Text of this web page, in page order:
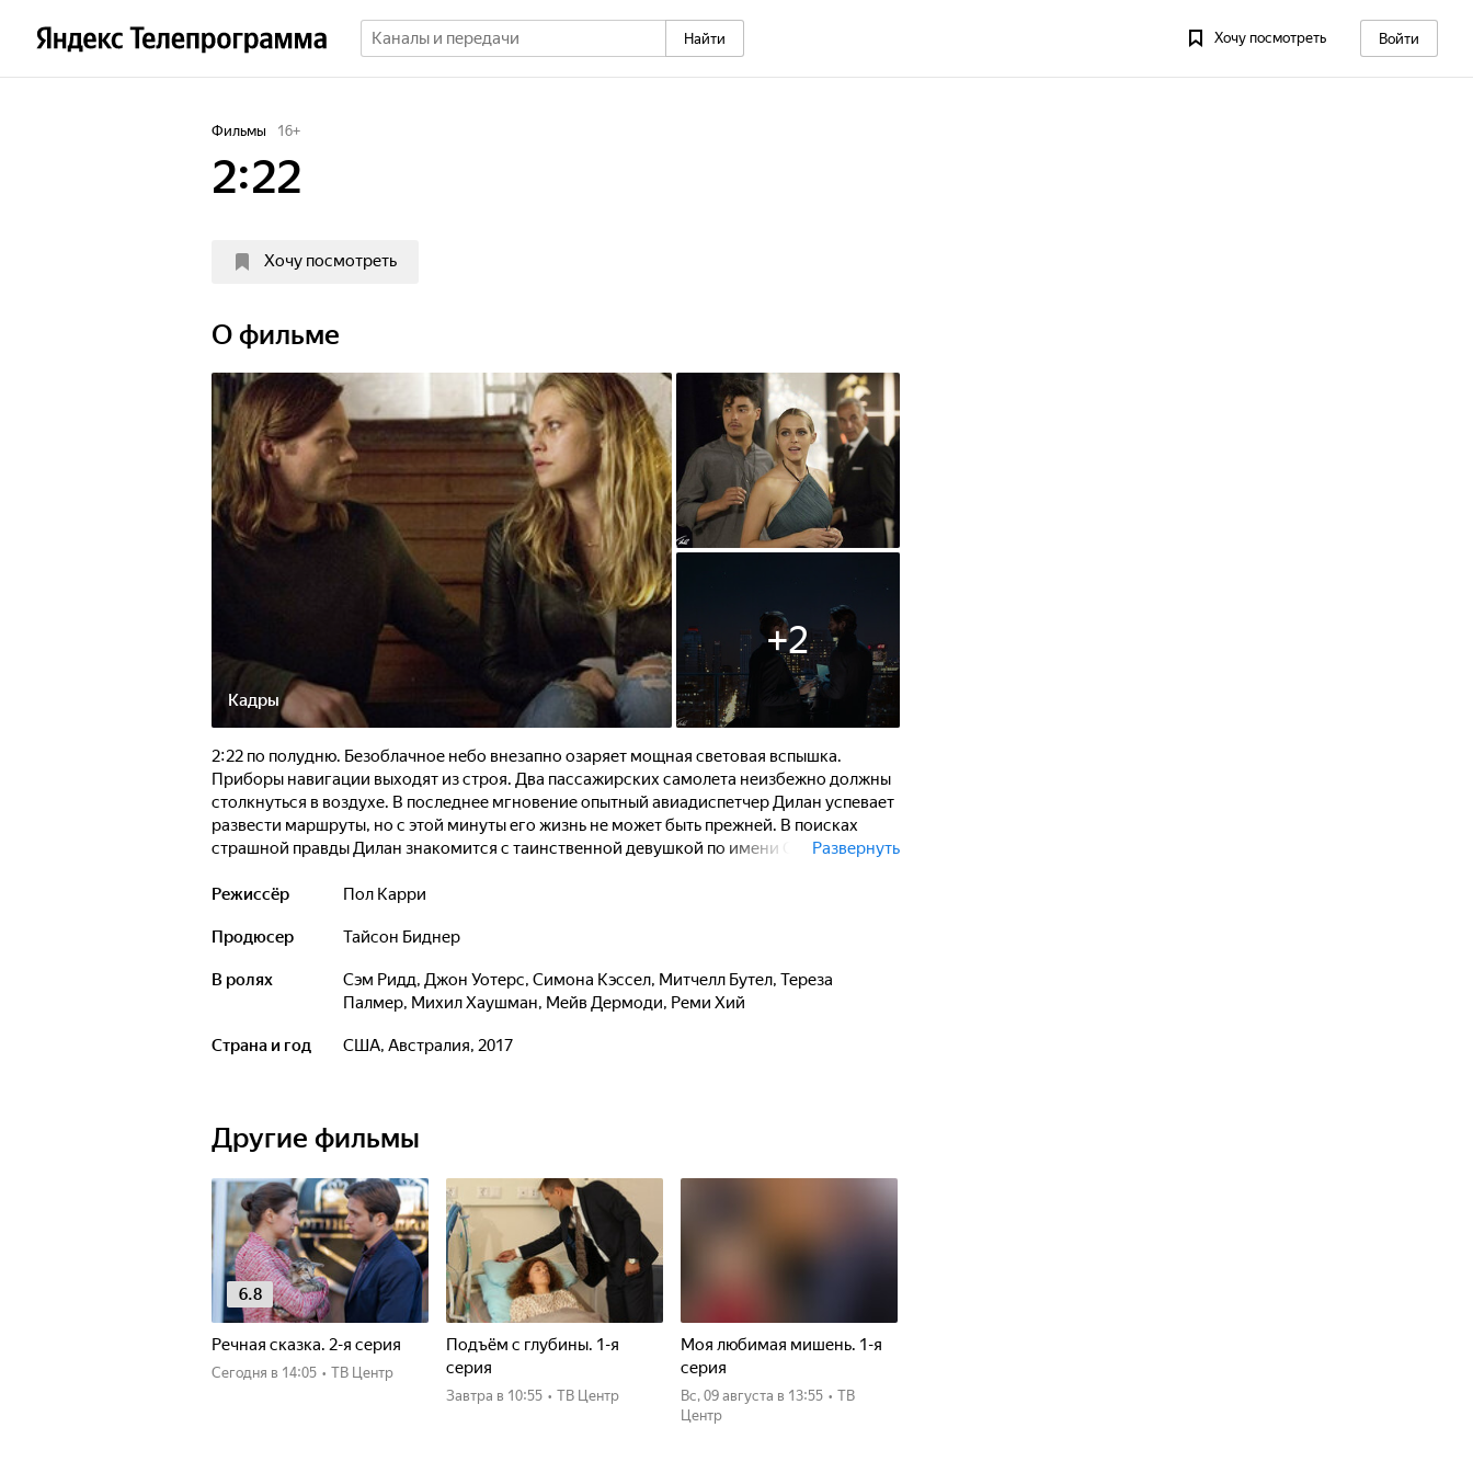
Найти Хочу посмотреть Войти
Фильмы 16+
2:22
Хочу посмотреть
О фильме
Кадры
+2
2:22 по полудню. Безоблачное небо внезапно озаряет мощная световая вспышка.
Приборы навигации выходят из строя. Два пассажирских самолета неизбежно должны
столкнуться в воздухе. В последнее мгновение опытный авиадиспетчер Дилан успевает
развести маршруты, но с этой минуты его жизнь не может быть прежней. В поисках
страшной правды Дилан знакомится с таинственной девушкой по имени Сара, вместе с
Развернуть
Режиссёр Пол Карри
Продюсер Тайсон Биднер
В ролях Сэм Ридд, Джон Уотерс, Симона Кэссел, Митчелл Бутел, Тереза
Палмер, Михил Хаушман, Мейв Дермоди, Реми Хий
Страна и год США, Австралия, 2017
Другие фильмы
6.8
Речная сказка. 2-я серия
Сегодня в 14:05 • ТВ Центр
Подъём с глубины. 1-я
серия
Завтра в 10:55 • ТВ Центр
Моя любимая мишень. 1-я
серия
вс, 09 августа в 13:55 • ТВ
Центр